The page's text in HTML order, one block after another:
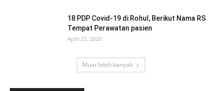
18 PDP Covid-19 di Rohul, Berikut Nama RS
Tempat Perawatan pasien
April 25, 2020
Muat lebih banyak